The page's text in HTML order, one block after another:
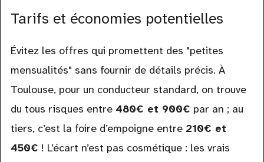
Tarifs et économies potentielles
Évitez les offres qui promettent des "petites
mensualités" sans fournir de détails précis. À
Toulouse, pour un conducteur standard, on trouve
du tous risques entre 480€ et 900€ par an ; au
tiers, c’est la foire d’empoigne entre 210€ et
450€ ! L’écart n’est pas cosmétique : les vrais